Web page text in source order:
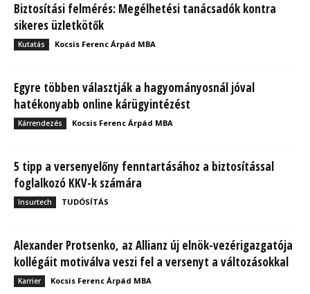
Biztosítási felmérés: Megélhetési tanácsadók kontra
sikeres üzletkötők
Kutatás Kocsis Ferenc Árpád MBA
Egyre többen választják a hagyományosnál jóval
hatékonyabb online kárügyintézést
Kárrendezés Kocsis Ferenc Árpád MBA
5 tipp a versenyelőny fenntartásához a biztosítással
foglalkozó KKV-k számára
Insurtech TUDÓSÍTÁS
Alexander Protsenko, az Allianz új elnök-vezérigazgatója
kollégáit motiválva veszi fel a versenyt a változásokkal
Karrier Kocsis Ferenc Árpád MBA